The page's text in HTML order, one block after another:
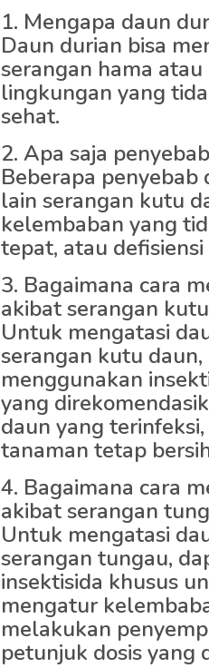
1. Mengapa daun
Daun durian bisa
serangan hama
lingkungan yang
sehat.
2. Apa saja
Beberapa
lain serangan kutu
kelembaban yang
tepat, atau
3. Bagaimana cara
akibat serangan
Untuk mengatasi
serangan kutu
menggunakan
yang
daun yang
tanaman tetap
4. Bagaimana cara
akibat serangan
Untuk mengatasi
serangan tungau,
insektisida khusus
mengatur
melakukan
petunjuk dosis yang